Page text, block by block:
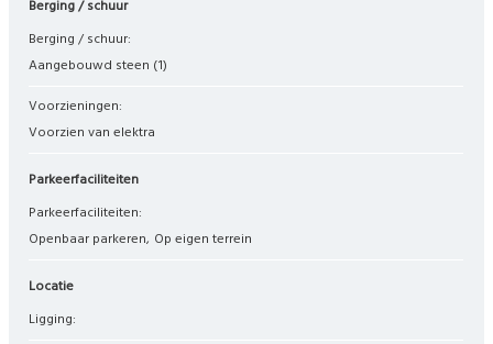
Berging / schuur
Berging / schuur:
Aangebouwd steen (1)
Voorzieningen:
Voorzien van elektra
Parkeerfaciliteiten
Parkeerfaciliteiten:
Openbaar parkeren Op eigen terrein
Locatie
Ligging: